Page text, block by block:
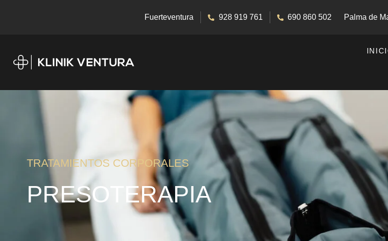
Fuerteventura 928 919 761 690 860 502 Palma de
TRATAMIENTOS CORPORALES
PRESOTERAPIA